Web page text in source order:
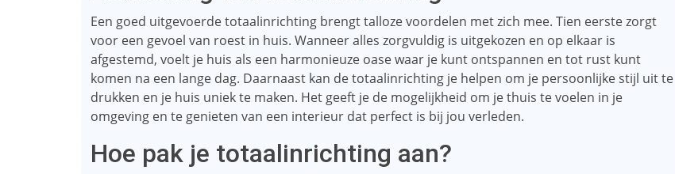
Een goed uitgevoerde totaalinrichting brengt talloze voordelen met zich mee. Tien eerste zorgt
voor een gevoel van roest in huis. Wanneer alles zorgvuldig is uitgekozen en op elkaar is
afgestemd, voelt je huis als een harmonieuze oase waar je kunt ontspannen en tot rust kunt
komen na een lange dag. Daarnaast kan de totaalinrichting je helpen om je persoonlijke stijl uit te
drukken en je huis uniek te maken. Het geeft je de mogelijkheid om je thuis te voelen in je
omgeving en te genieten van een interieur dat perfect is bij jou verleden.
Hoe pak je totaalinrichting aan?